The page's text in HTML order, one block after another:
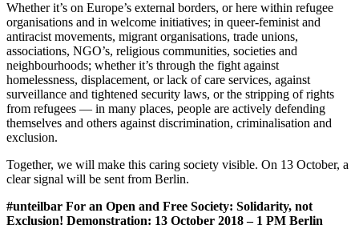
Whether it’s on Europe’s external borders, or here within refugee
organisations and in welcome initiatives; in queer-feminist and
antiracist movements, migrant organisations, trade unions,
associations, NGO’s, religious communities, societies and
neighbourhoods; whether it’s through the fight against
homelessness, displacement, or lack of care services, against
surveillance and tightened security laws, or the stripping of rights
from refugees — in many places, people are actively defending
themselves and others against discrimination, criminalisation and
exclusion.
Together, we will make this caring society visible. On 13 October, a
clear signal will be sent from Berlin.
#unteilbar For an Open and Free Society: Solidarity, not
Exclusion! Demonstration: 13 October 2018 – 1 PM Berlin